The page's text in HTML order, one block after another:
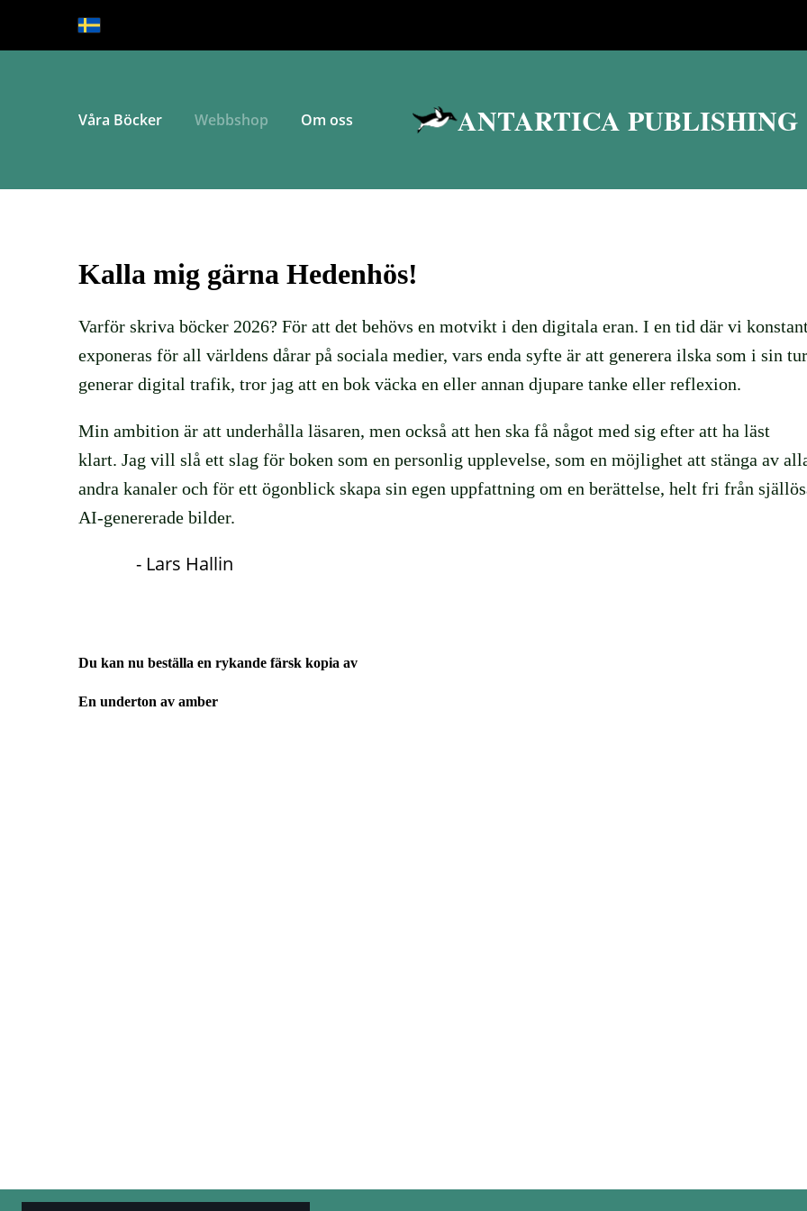
ANTARTICA PUBLISHING
Våra Böcker Webbshop Om oss
Kalla mig gärna Hedenhös!
Varför skriva böcker 2026? För att det behövs en motvikt i den digitala eran. I en tid där vi
exponeras för all världens dårar på sociala medier, vars enda syfte är att generera ilska som i sin tur
generar digital trafik, tror jag att en bok väcka en eller annan djupare tanke eller reflexion.
Min ambition är att underhålla läsaren, men också att hen ska få något med sig efter att ha läst
klart. Jag vill slå ett slag för boken som en personlig upplevelse, som en möjlighet att stänga av
andra kanaler och för ett ögonblick skapa sin egen uppfattning om en berättelse, helt fri från
AI-genererade bilder.
- Lars Hallin
Du kan nu beställa en rykande färsk kopia av
En underton av amber